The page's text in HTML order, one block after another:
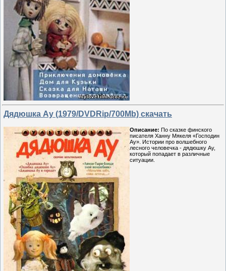
Дядюшка Ау (1979/DVDRip/700Mb) скачать
Описание: По сказке финского
писателя Ханну Мякеля «Господин
Ау». Истории про волшебного
лесного человечка - дядюшку Ау,
который попадает в различные
ситуации.